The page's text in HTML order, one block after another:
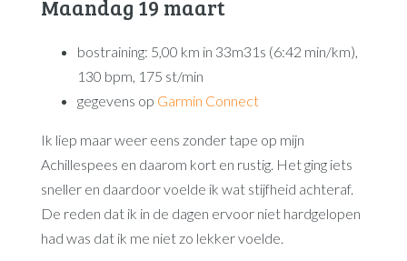
Maandag 19 maart
bostraining: 5,00 km in 33m31s (6:42 min/km),
130 bpm, 175 st/min
gegevens op Garmin Connect
Ik liep maar weer eens zonder tape op mijn
Achillespees en daarom kort en rustig. Het ging iets
sneller en daardoor voelde ik wat stijfheid achteraf.
De reden dat ik in de dagen ervoor niet hardgelopen
had was dat ik me niet zo lekker voelde.